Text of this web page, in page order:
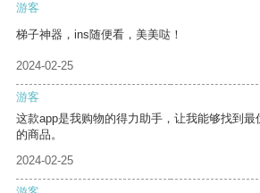
游客
梯子神器，ins随便看，美美哒！
2024-02-25
游客
这款app是我购物的得力助手，让我能够找到
的商品。
2024-02-25